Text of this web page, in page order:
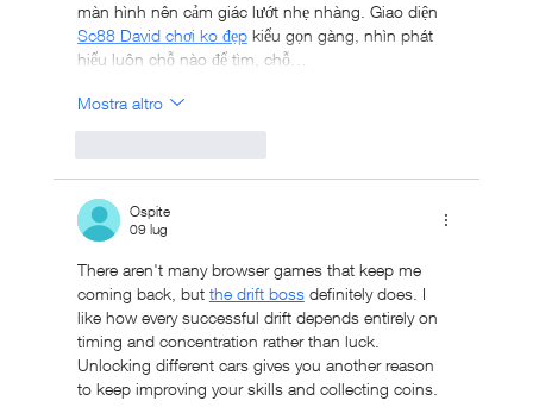
màn hình nên cảm giác lướt nhẹ nhàng. Giao diện
Sc88 David chơi ko đẹp kiểu gọn gàng, nhìn phát
hiểu luôn chỗ nào để tìm, chỗ…
Mostra altro
Ospite
09 lug
There aren't many browser games that keep me
coming back, but the drift boss definitely does. I
like how every successful drift depends entirely on
timing and concentration rather than luck.
Unlocking different cars gives you another reason
to keep improving your skills and collecting coins.